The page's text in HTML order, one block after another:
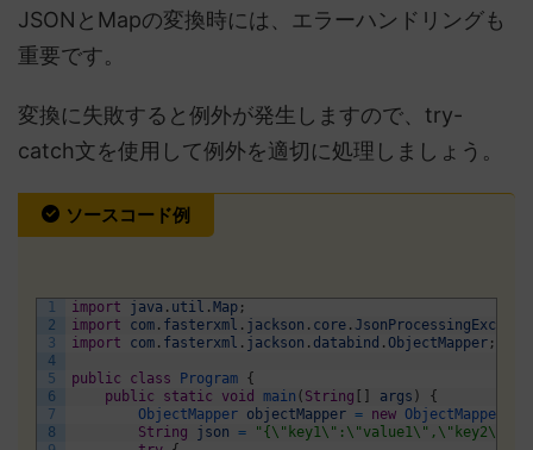
JSONとMapの変換時には、エラーハンドリングも
重要です。
変換に失敗すると例外が発生しますので、try-
catch文を使用して例外を適切に処理しましょう。
ソースコード例
1
2
3
4
5
6
7
8
import java . util . Map ;
import
com . fasterxml . jackson . core .
import
com . fasterxml . jackson . databind . ObjectMapper ;
public class Program {
public
static void main ( String [ ] args )
{
ObjectMapper objectMapper = new ObjectMapper
String
json =